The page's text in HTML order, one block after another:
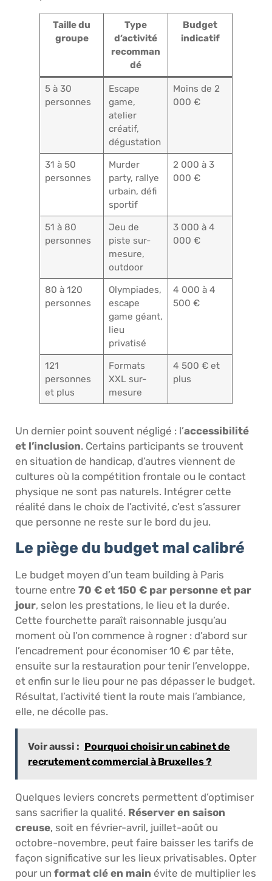
Taille du
groupe
Type
d’activité
recomman
dé
Budget
indicatif
5 à 30
personnes
Escape
game,
atelier
créatif,
dégustation
Moins de 2
000 €
31 à 50
personnes
Murder
party, rallye
urbain, défi
sportif
2 000 à 3
000 €
51 à 80
personnes
Jeu de
piste sur-
mesure,
outdoor
3 000 à 4
000 €
80 à 120
personnes
Olympiades,
escape
game géant,
lieu
privatisé
4 000 à 4
500 €
121
personnes
et plus
Formats
XXL sur-
mesure
4 500 € et
plus
Un dernier point souvent négligé : l’accessibilité
et l’inclusion. Certains participants se trouvent
en situation de handicap, d’autres viennent de
cultures où la compétition frontale ou le contact
physique ne sont pas naturels. Intégrer cette
réalité dans le choix de l’activité, c’est s’assurer
que personne ne reste sur le bord du jeu.
Le piège du budget mal calibré
Le budget moyen d’un team building à Paris
tourne entre 70 € et 150 € par personne et par
jour, selon les prestations, le lieu et la durée.
Cette fourchette paraît raisonnable jusqu’au
moment où l’on commence à rogner : d’abord sur
l’encadrement pour économiser 10 € par tête,
ensuite sur la restauration pour tenir l’enveloppe,
et enfin sur le lieu pour ne pas dépasser le budget.
Résultat, l’activité tient la route mais l’ambiance,
elle, ne décolle pas.
Voir aussi : Pourquoi choisir un cabinet de
recrutement commercial à Bruxelles ?
Quelques leviers concrets permettent d’optimiser
sans sacrifier la qualité. Réserver en saison
creuse, soit en février-avril, juillet-août ou
octobre-novembre, peut faire baisser les tarifs de
façon significative sur les lieux privatisables. Opter
pour un format clé en main évite de multiplier les